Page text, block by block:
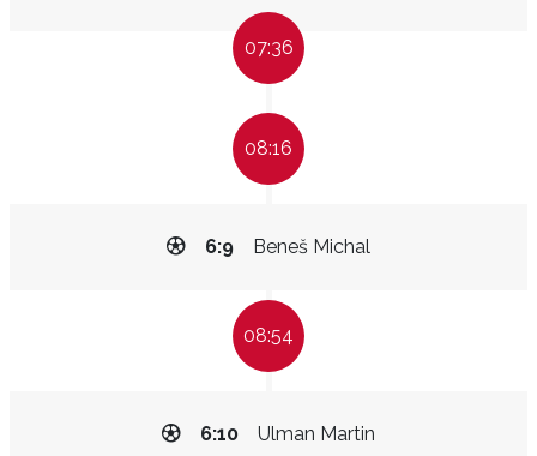
07:36
08:16
Beneš Michal
6:9
08:54
Ulman Martin
6:10